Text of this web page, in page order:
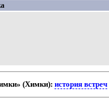
(Химки): история встреч